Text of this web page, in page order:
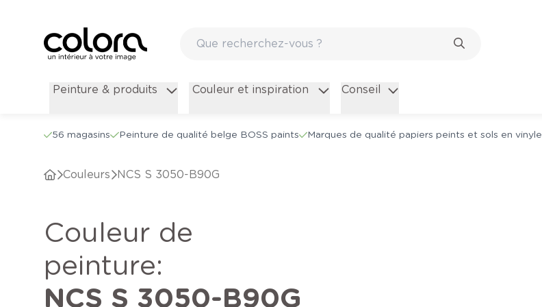
Peinture & produits Couleur et inspiration Conseil
56 magasins Peinture de qualité belge BOSS paints Marques de qualité papiers peints et sols en vinyle
Couleurs NCS S 3050-B90G
Couleur de
peinture:
NCS S 3050-B90G